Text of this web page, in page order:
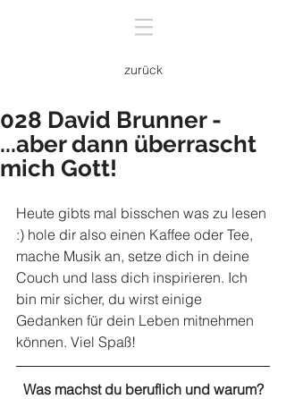
zurück
028 David Brunner -
...aber dann überrascht
mich Gott!
Heute gibts mal bisschen was zu lesen
:) hole dir also einen Kaffee oder Tee,
mache Musik an, setze dich in deine
Couch und lass dich inspirieren. Ich
bin mir sicher, du wirst einige
Gedanken für dein Leben mitnehmen
können. Viel Spaß!
Was machst du beruflich und warum?